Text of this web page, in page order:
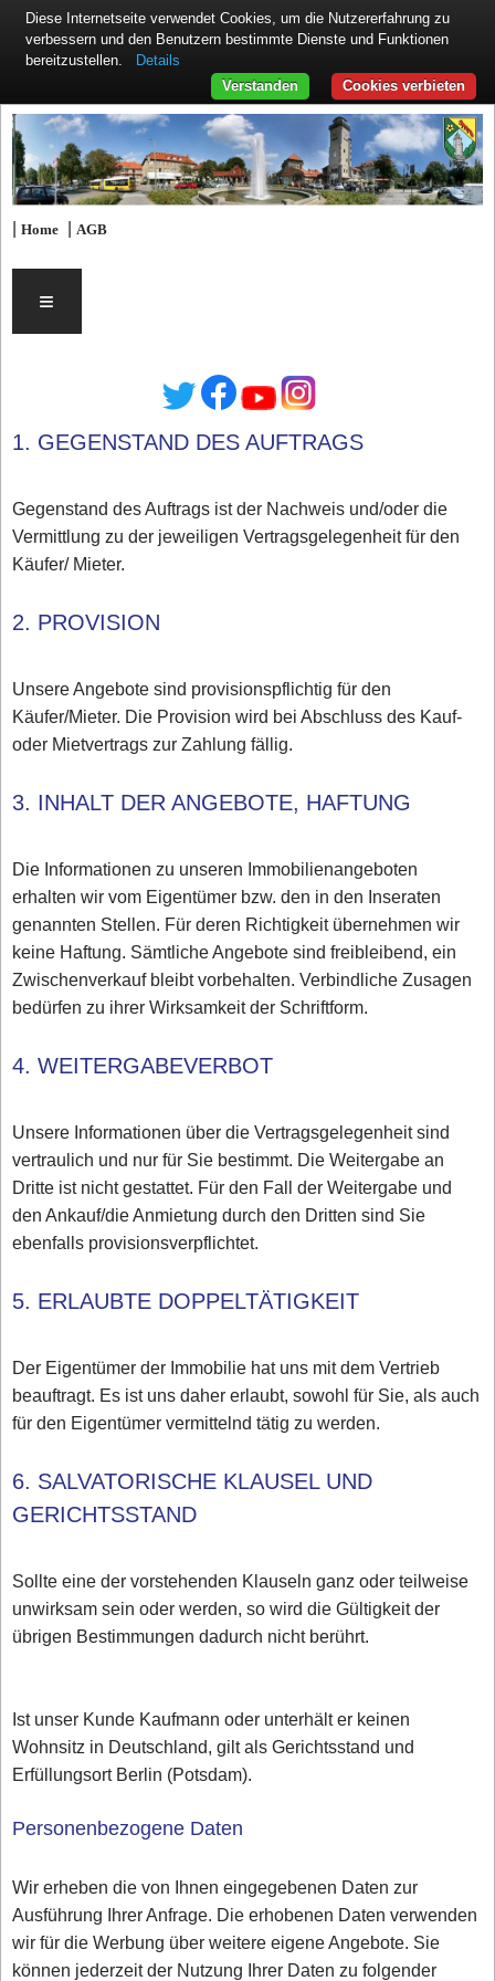
|Home |AGB
≡
1. GEGENSTAND DES AUFTRAGS
Gegenstand des Auftrags ist der Nachweis und/oder die
Vermittlung zu der jeweiligen Vertragsgelegenheit für den
Käufer/ Mieter.
2. PROVISION
Unsere Angebote sind provisionspflichtig für den
Käufer/Mieter. Die Provision wird bei Abschluss des Kauf-
oder Mietvertrags zur Zahlung fällig.
3. INHALT DER ANGEBOTE, HAFTUNG
Die Informationen zu unseren Immobilienangeboten
erhalten wir vom Eigentümer bzw. den in den Inseraten
genannten Stellen. Für deren Richtigkeit übernehmen wir
keine Haftung. Sämtliche Angebote sind freibleibend, ein
Zwischenverkauf bleibt vorbehalten. Verbindliche Zusagen
bedürfen zu ihrer Wirksamkeit der Schriftform.
4. WEITERGABEVERBOT
Unsere Informationen über die Vertragsgelegenheit sind
vertraulich und nur für Sie bestimmt. Die Weitergabe an
Dritte ist nicht gestattet. Für den Fall der Weitergabe und
den Ankauf/die Anmietung durch den Dritten sind Sie
ebenfalls provisionsverpflichtet.
5. ERLAUBTE DOPPELTÄTIGKEIT
Der Eigentümer der Immobilie hat uns mit dem Vertrieb
beauftragt. Es ist uns daher erlaubt, sowohl für Sie, als auch
für den Eigentümer vermittelnd tätig zu werden.
6. SALVATORISCHE KLAUSEL UND
GERICHTSSTAND
Sollte eine der vorstehenden Klauseln ganz oder teilweise
unwirksam sein oder werden, so wird die Gültigkeit der
übrigen Bestimmungen dadurch nicht berührt.
Ist unser Kunde Kaufmann oder unterhält er keinen
Wohnsitz in Deutschland, gilt als Gerichtsstand und
Erfüllungsort Berlin (Potsdam).
Personenbezogene Daten
Wir erheben die von Ihnen eingegebenen Daten zur
Ausführung Ihrer Anfrage. Die erhobenen Daten verwenden
wir für die Werbung über weitere eigene Angebote. Sie
können jederzeit der Nutzung Ihrer Daten zu folgender
Diese Internetseite verwendet Cookies, um die Nutzererfahrung zu
verbessern und den Benutzern bestimmte Dienste und Funktionen
bereitzustellen.
Details
Cookies verbieten
Verstanden